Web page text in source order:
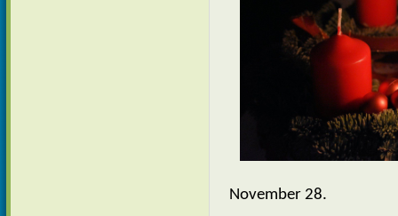
November 28.